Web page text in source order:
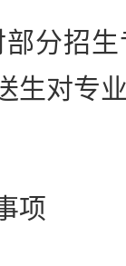
招生
生对专
项